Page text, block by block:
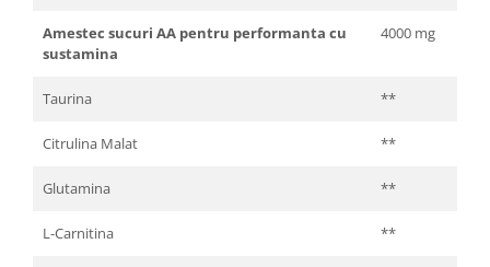
Amestec sucuri AA pentru performanta cu
sustamina
4000 mg
Taurina **
Citrulina Malat **
Glutamina **
L-Carnitina **